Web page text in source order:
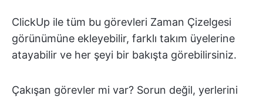
ClickUp ile tüm bu görevleri Zaman Çizelgesi
görünümüne ekleyebilir, farklı takım üyelerine
atayabilir ve her şeyi bir bakışta görebilirsiniz.
Çakışan görevler mi var? Sorun değil, yerlerini